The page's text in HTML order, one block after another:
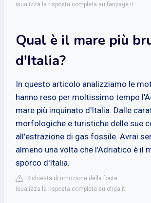
isualizza la risposta completa su fanpage.it
Qual è il mare più
d'Italia?
In questo articolo analizziamo le
hanno reso per moltissimo tempo
mare più inquinato d'Italia. Dalle
morfologiche e turistiche delle sue
all'estrazione di gas fossile. Avrai
almeno una volta che l'Adriatico è il
sporco d'Italia.
Richiesta di rimozione della fonte
isualizza la risposta completa su ohga.it